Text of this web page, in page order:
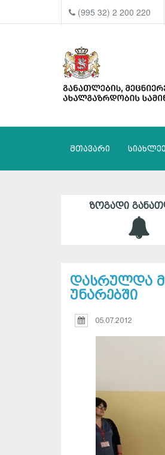
(995 32) 2 200 220
მთავარი
ᲖᲝᲒᲐᲓᲘ
დასრულდა
უნარებში
05.07.2012